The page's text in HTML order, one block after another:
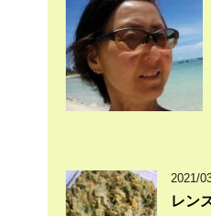
2021/
レン